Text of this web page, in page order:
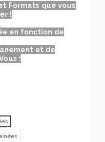
Formats que vous
!
en fonction de
et de
!